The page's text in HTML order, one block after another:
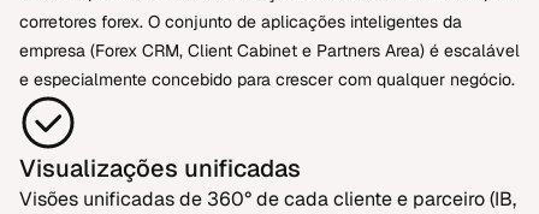
corretores forex. O conjunto de aplicações inteligentes da
empresa (Forex CRM, Client Cabinet e Partners Area) é escalável
e especialmente concebido para crescer com qualquer negócio.
Visualizações unificadas
Visões unificadas de 360° de cada cliente e parceiro (IB,